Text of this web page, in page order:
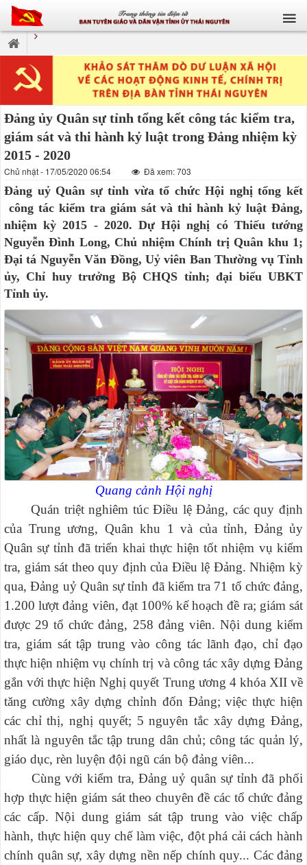
Đảng ủy Quân sự tỉnh tổng kết công tác kiểm tra,
giám sát và thi hành kỷ luật trong Đảng nhiệm kỳ
2015 - 2020
Chủ nhật - 17/05/2020 06:54 Đã xem: 703
Đảng uỷ Quân sự tỉnh vừa tổ chức Hội nghị tổng kết
công tác kiểm tra giám sát và thi hành kỷ luật Đảng,
nhiệm kỳ 2015 - 2020. Dự Hội nghị có Thiếu tướng
Nguyễn Đình Long, Chủ nhiệm Chính trị Quân khu 1;
Đại tá Nguyễn Văn Đồng, Uỷ viên Ban Thường vụ Tỉnh
ủy, Chỉ huy trưởng Bộ CHQS tỉnh; đại biểu UBKT
Tỉnh ủy.
Quang cảnh Hội nghị
Quán triệt nghiêm túc Điều lệ Đảng, các quy định
của Trung ương, Quân khu 1 và của tỉnh, Đảng ủy
Quân sự tỉnh đã triển khai thực hiện tốt nhiệm vụ kiểm
tra, giám sát theo quy định của Điều lệ Đảng. Nhiệm kỳ
qua, Đảng uỷ Quân sự tỉnh đã kiểm tra 71 tổ chức đảng,
1.200 lượt đảng viên, đạt 100% kế hoạch đề ra; giám sát
được 29 tổ chức đảng, 258 đảng viên. Nội dung kiểm
tra, giám sát tập trung vào công tác lãnh đạo, chỉ đạo
thực hiện nhiệm vụ chính trị và công tác xây dựng Đảng
gắn với thực hiện Nghị quyết Trung ương 4 khóa XII về
tăng cường xây dựng chỉnh đốn Đảng; việc thực hiện
các chỉ thị, nghị quyết; 5 nguyên tắc xây dựng Đảng,
nhất là nguyên tắc tập trung dân chủ; công tác quản lý,
giáo dục, rèn luyện đội ngũ cán bộ đảng viên...
Cùng với kiểm tra, Đảng uỷ quân sự tỉnh đã phối
hợp thực hiện giám sát theo chuyên đề các tổ chức đảng
các cấp. Nội dung giám sát tập trung vào việc chấp
hành, thực hiện quy chế làm việc, đột phá cải cách hành
chính quân sự, xây dựng nền nếp chính quy... Các đảng